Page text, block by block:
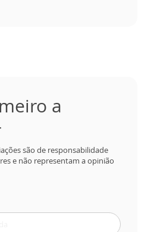
a
são de responsabilidade
e não representam a opinião